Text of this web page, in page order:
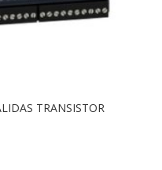
TRANSISTOR